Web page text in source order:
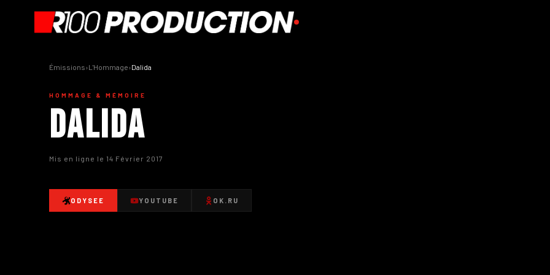
Émissions›L'Hommage›Dalida
HOMMAGE & MÉMOIRE
Dalida
Mis en ligne le 14 Février 2017
ODYSEE YOUTUBE OK.RU